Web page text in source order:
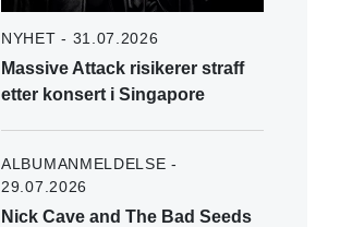
NYHET - 31.07.2026
Massive Attack risikerer straff
etter konsert i Singapore
ALBUMANMELDELSE -
29.07.2026
Nick Cave and The Bad Seeds